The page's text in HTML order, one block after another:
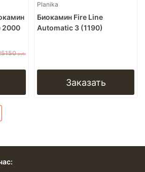
2000
руб.
Planika
Биокамин Fire Line
Automatic 3 (1190)
Заказать